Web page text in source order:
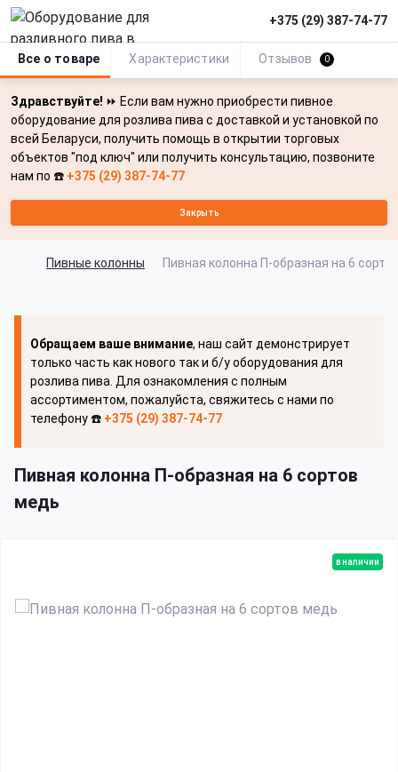
Здравствуйте! ⏩ Если вам нужно приобрести пивное
оборудование для розлива пива с доставкой и установкой по
всей Беларуси, получить помощь в открытии торговых
объектов "под ключ" или получить консультацию, позвоните
нам по ☎️ +375 (29) 387-74-77
Закрыть
+375 (29) 387-74-77
Пивные колонны Пивная колонна П-образная на 6
Обращаем ваше внимание, наш сайт демонстрирует
только часть как нового так и б/у оборудования для
розлива пива. Для ознакомления с полным
ассортиментом, пожалуйста, свяжитесь с нами по
телефону ☎️ +375 (29) 387-74-77
Пивная колонна П-образная на 6 сортов
медь
Все о товаре Характеристики Отзывов 0
в наличии